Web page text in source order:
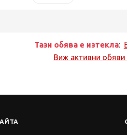
Тази обява е изтекла:
Виж активни обяви